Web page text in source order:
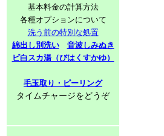
基本料金の計算方法
各種オプションについて
洗う前の特別な処置
綿出し別洗い
音波しみぬき
ビ白スカ湯（びはくすかゆ）
毛玉取り・ピーリング
タイムチャージをどうぞ